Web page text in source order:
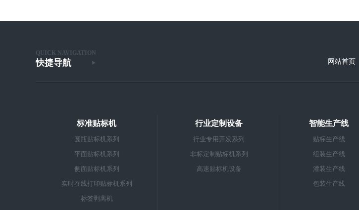
QUICK NAVIGATION
快捷导航 网站首页
标准贴标机
圆瓶贴标机系列
平面贴标机系列
侧面贴标机系列
实时在线打印贴标机系列
标签剥离机
行业定制设备
行业专用开发系列
非标定制贴标机系列
高速贴标机设备
智能生产线
贴标生产线
组装生产线
灌装生产线
包装生产线